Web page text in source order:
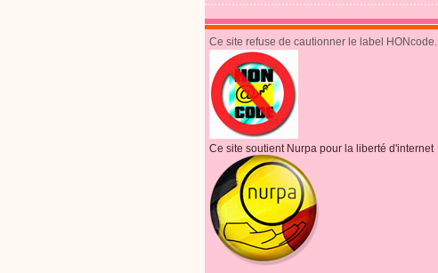
Ce site refuse de cautionner le label HONcode.
Ce site soutient Nurpa pour la liberté d'internet